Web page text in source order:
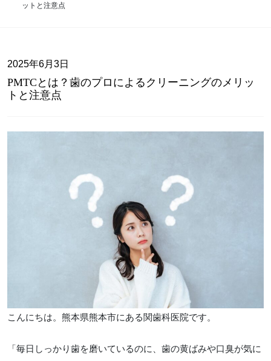
ットと注意点
2025年6月3日
PMTCとは？歯のプロによるクリーニングのメリッ
トと注意点
こんにちは。熊本県熊本市にある関歯科医院です。
「毎日しっかり歯を磨いているのに、歯の黄ばみや口臭が気に